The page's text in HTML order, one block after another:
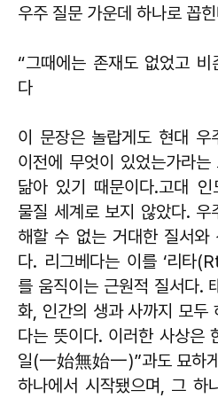
우주 질문 가운데 하나로 꼽
“그때에는 존재도 없었고 비
다
이 문장은 놀랍게도 현대 우
이전에 무엇이 있었는가라
닮아 있기 때문이다.고대
물질 세계로 보지 않았다. 우
해할 수 없는 거대한 질서와
다. 리그베다는 이를 ‘리타
를 움직이는 근원적 질서다.
화, 인간의 생과 사까지 모두
다는 뜻이다. 이러한 사상은
일(一始無始一)”과도 묘하
하나에서 시작됐으며, 그 하